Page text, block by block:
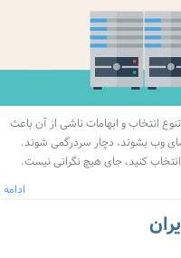
انتخاب و ابهامات ناشی از آن باعث
وب بشوند، دچار سردرگمی شوند.
کنید، جای هیچ نگرانی نیست.
ادامه